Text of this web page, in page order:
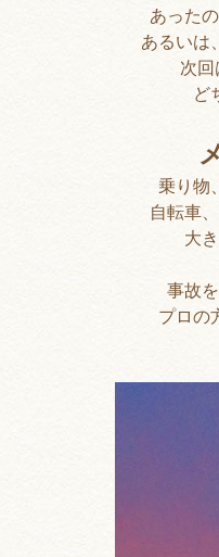
あった
あるいは
次回
ど
乗り物
自転車
大
事故
プロの